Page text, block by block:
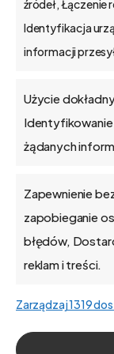
źródeł, Łączenie
Identyfikacja
informacji
Użycie
żądanych
Zapewnienie
zapobieganie
błędów,
reklam i treści.
Zarządzaj 1319
API
Blog
O
Praca